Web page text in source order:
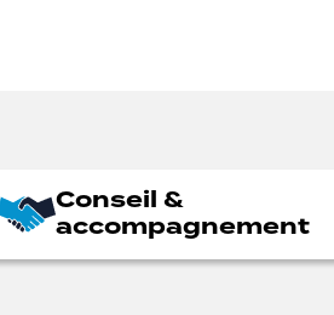
Conseil &
accompagnement